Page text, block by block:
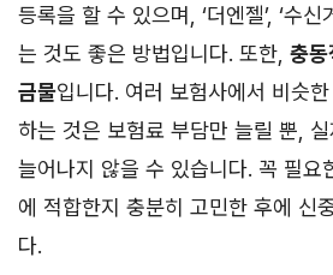
등록을 할 수 있으며, ‘더엔젤’, ‘수
는 것도 좋은 방법입니다. 또한, 충동
금물입니다. 여러 보험사에서 비슷
하는 것은 보험료 부담만 늘릴 뿐,
늘어나지 않을 수 있습니다. 꼭 필요
에 적합한지 충분히 고민한 후에 신
다.